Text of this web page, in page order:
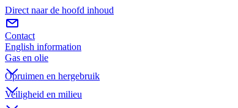
Direct naar de hoofd inhoud
Contact
English information
Gas en olie
Opruimen en hergebruik
Veiligheid en milieu